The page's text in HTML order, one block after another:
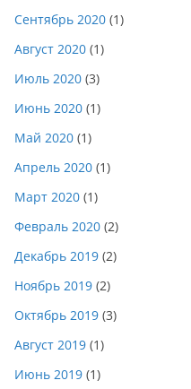
Сентябрь 2020 (1)
Август 2020 (1)
Июль 2020 (3)
Июнь 2020 (1)
Май 2020 (1)
Апрель 2020 (1)
Март 2020 (1)
Февраль 2020 (2)
Декабрь 2019 (2)
Ноябрь 2019 (2)
Октябрь 2019 (3)
Август 2019 (1)
Июнь 2019 (1)